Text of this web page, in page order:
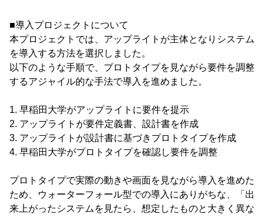
■導入プロジェクトについて
本プロジェクトでは、アップライトが主体となりシステム
を導入する方法を選択しました。
以下のような手順で、プロトタイプを見ながら要件を調整
するアジャイル的な手法で導入を進めました。
1. 早稲田大学がアップライトに要件を提示
2. アップライトが要件定義書、設計書を作成
3. アップライトが設計書に基づきプロトタイプを作成
4. 早稲田大学がプロトタイプを確認し要件を調整
プロトタイプで実際の動きや画面を見ながら導入を進めた
ため、ウォーターフォール型での導入にありがちな、「出
来上がったシステムを見たら、想定したものと大きく異な